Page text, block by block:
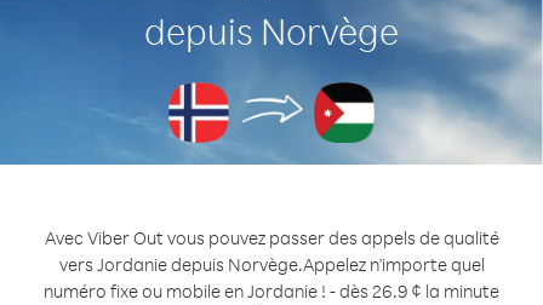
depuis Norvège
Avec Viber Out vous pouvez passer des appels de qualité
vers Jordanie depuis Norvège.Appelez n'importe quel
numéro fixe ou mobile en Jordanie ! - dès 26.9 ¢ la minute